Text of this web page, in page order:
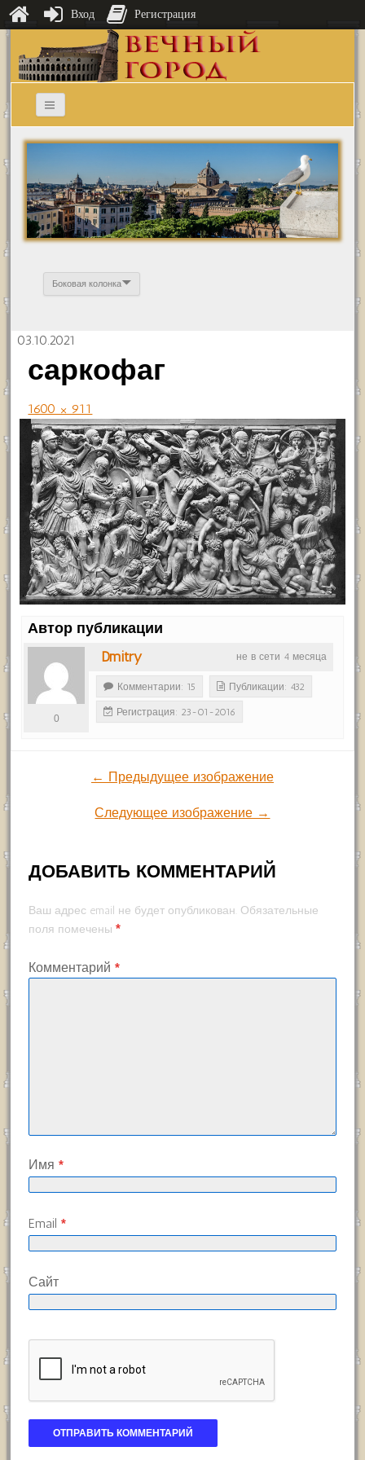
Боковая колонка
03.10.2021
саркофаг
1600 × 911
Автор публикации
не в сети 4 месяца
Dmitry
0
Комментарии: 15 Публикации: 432
Регистрация: 23-01-2016
← Предыдущее изображение
Следующее изображение →
ДОБАВИТЬ КОММЕНТАРИЙ
Ваш адрес email не будет опубликован. Обязательные
поля помечены *
Комментарий *
Имя *
Email *
Сайт
Вход Регистрация